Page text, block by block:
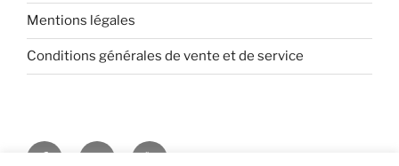
Mentions légales
Conditions générales de vente et de service
FacebookTwitter Youtube